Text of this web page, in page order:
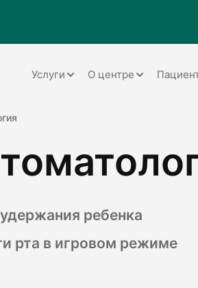
Услуги
Имплантация
О центре
Наше оборудование
ребенка
рта в игровом режиме